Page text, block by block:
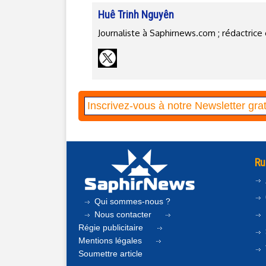
Huê Trinh Nguyên
Journaliste à Saphirnews.com ;
Qui sommes-nous ?
Nous contacter
Régie publicitaire
Mentions légales
Soumettre article